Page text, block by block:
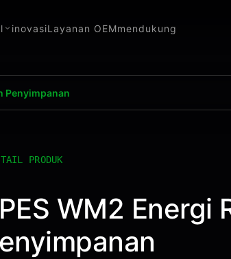
inovasiLayanan OEMmendukung
Penyimpanan
PRODUK
WM2 Energi